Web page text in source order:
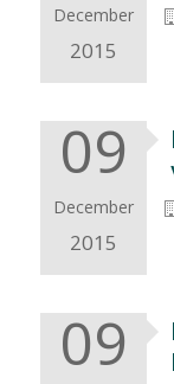
December
2015
09
December
2015
09